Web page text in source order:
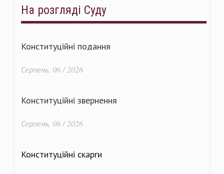
На розгляді Суду
Конституційні подання
Серпень, 06 / 2026
Конституційні звернення
Серпень, 06 / 2026
Конституційні скарги